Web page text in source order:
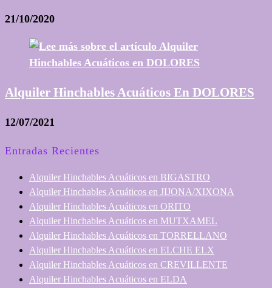
21/10/2020
Alquiler Hinchables Acuáticos En DOLORES
12/07/2021
Entradas Recientes
Alquiler Hinchables Acuáticos en BIGASTRO
Alquiler Hinchables Acuáticos en JIJONA/XIXONA
Alquiler Hinchables Acuáticos en ORITO
Alquiler Hinchables Acuáticos en MUTXAMEL
Alquiler Hinchables Acuáticos en TORRELLANO
Alquiler Hinchables Acuáticos en ELCHE ELX
Alquiler Hinchables Acuáticos en CREVILLENTE
Alquiler Hinchables Acuáticos en ELDA